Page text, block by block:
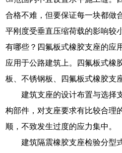
合格不难，但要保证每一块都做
平刚度受垂直压缩荷载的影响较
有哪些？四氟板式橡胶支座的应
应用于公路建筑上。四氟板式橡
板、不锈钢板、四氟板式橡胶支
建筑支座的设计布置与选择
构部件，对支座要求有比较合理
顺，不致发生过度的应力集中。
建筑隔震橡胶支座检验分型